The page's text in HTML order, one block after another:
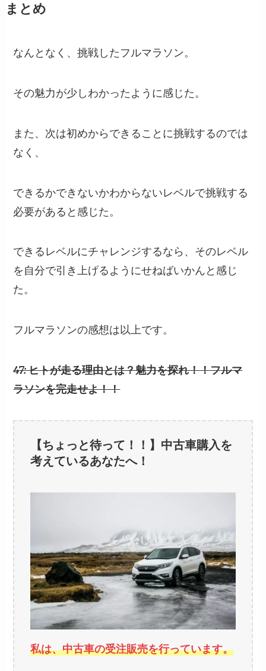
まとめ
なんとなく、挑戦したフルマラソン。
その魅力が少しわかったように感じた。
また、次は初めからできることに挑戦するのでは
なく、
できるかできないかわからないレベルで挑戦する
必要があると感じた。
できるレベルにチャレンジするなら、そのレベル
を自分で引き上げるようにせねばいかんと感じ
た。
フルマラソンの感想は以上です。
47: ヒトが走る理由とは？魅力を探れ！！フルマ
ラソンを完走せよ！！
【ちょっと待って！！】中古車購入を
考えているあなたへ！
私は、中古車の受注販売を行っています。